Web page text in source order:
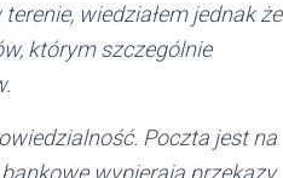
wiedziałem jednak że
którym szczególnie
Poczta jest na
wypierają przekazy